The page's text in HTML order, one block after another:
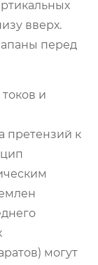
вверх.
перед
и
претензий к
могут